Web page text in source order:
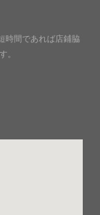
時間であれば店鋪脇
。